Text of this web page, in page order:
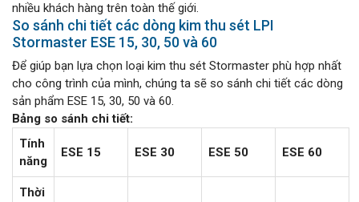
nhiều khách hàng trên toàn thế giới.
So sánh chi tiết các dòng kim thu sét LPI
Stormaster ESE 15, 30, 50 và 60
Để giúp bạn lựa chọn loại kim thu sét Stormaster phù hợp nhất
cho công trình của mình, chúng ta sẽ so sánh chi tiết các dòng
sản phẩm ESE 15, 30, 50 và 60.
Bảng so sánh chi tiết:
Tính
năng
ESE 15 ESE 30 ESE 50 ESE 60
Thời